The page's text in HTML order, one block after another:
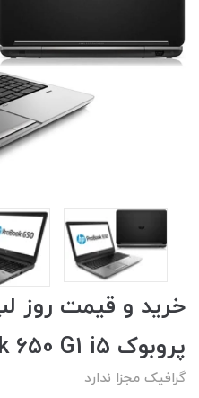
خرید و قیمت روز
پروبوک HP ProBook 650 G1 i5
گرافیک مجزا ندارد